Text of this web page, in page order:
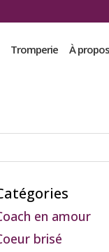
Tromperie À propos
en amour
brisé